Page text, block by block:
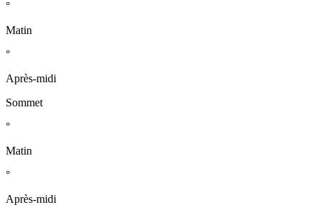
°
Matin
°
Après-midi
Sommet
°
Matin
°
Après-midi